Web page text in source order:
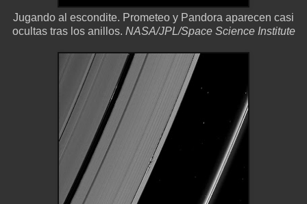
Jugando al escondite. Prometeo y Pandora aparecen casi
ocultas tras los anillos. NASA/JPL/Space Science Institute